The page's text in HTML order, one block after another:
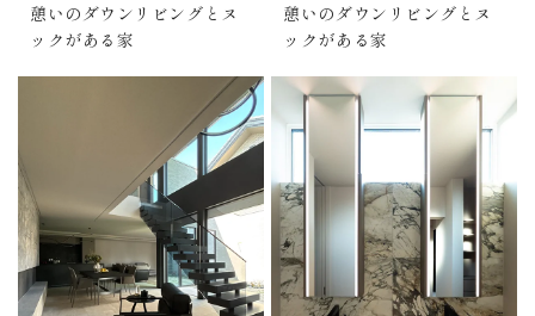
憩いのダウンリビングとヌ
ックがある家
憩いのダウンリビングとヌ
ックがある家